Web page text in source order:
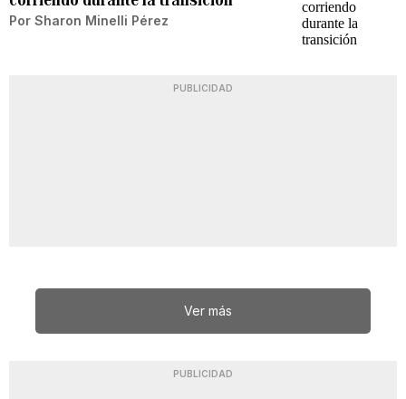
Por Sharon Minelli Pérez
PUBLICIDAD
Ver más
PUBLICIDAD